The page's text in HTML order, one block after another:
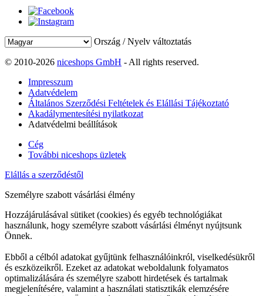
Ország / Nyelv változtatás
© 2010-2026 niceshops GmbH - All rights reserved.
Impresszum
Adatvédelem
Általános Szerződési Feltételek és Elállási Tájékoztató
Akadálymentesítési nyilatkozat
Adatvédelmi beállítások
Cég
További niceshops üzletek
Elállás a szerződéstől
Személyre szabott vásárlási élmény
Hozzájárulásával sütiket (cookies) és egyéb technológiákat
használunk, hogy személyre szabott vásárlási élményt nyújtsunk
Önnek.
Ebből a célból adatokat gyűjtünk felhasználóinkról, viselkedésükről
és eszközeikről. Ezeket az adatokat weboldalunk folyamatos
optimalizálására és személyre szabott hirdetések és tartalmak
megjelenítésére, valamint a használati statisztikák elemzésére